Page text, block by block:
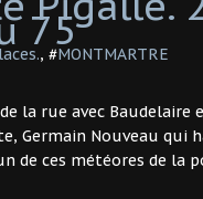
75
, #MONTMARTRE
la rue avec Baudelaire
Germain Nouveau qui
de ces météores de la